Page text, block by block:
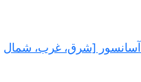
[شرق، غرب، شمال